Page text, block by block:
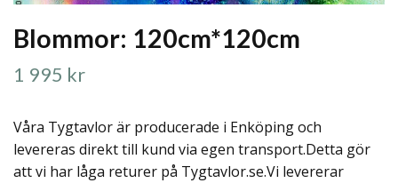
Blommor: 120cm*120cm
1 995 kr
Våra Tygtavlor är producerade i Enköping och
levereras direkt till kund via egen transport.Detta gör
att vi har låga returer på Tygtavlor.se.Vi levererar